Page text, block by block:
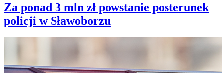
Za ponad 3 mln zł powstanie posterunek
policji w Sławoborzu